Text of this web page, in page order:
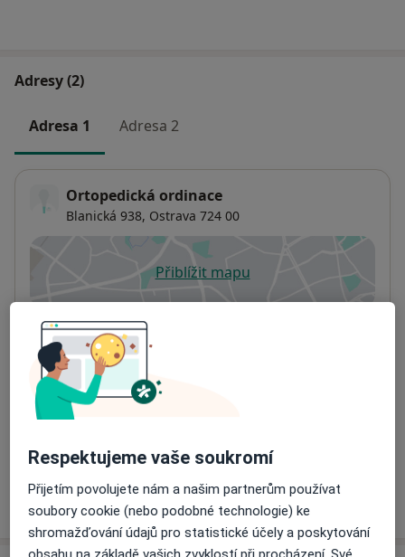
Adresy (2)
Adresa 1 Adresa 2
Ortopedická ordinace
Blanická 938, Ostrava 724 00
Přiblížit mapuse otevře v nové záložce
Dostupnost
Na této adrese online kalendář není aktivní
Co mám v takové situaci udělat?
Způsoby platby (soukromé návštěvy)
Detaily
Víceo adrese
Respektujeme vaše soukromí
Přijetím povolujete nám a našim partnerům používat
soubory cookie (nebo podobné technologie) ke
shromažďování údajů pro statistické účely a poskytování